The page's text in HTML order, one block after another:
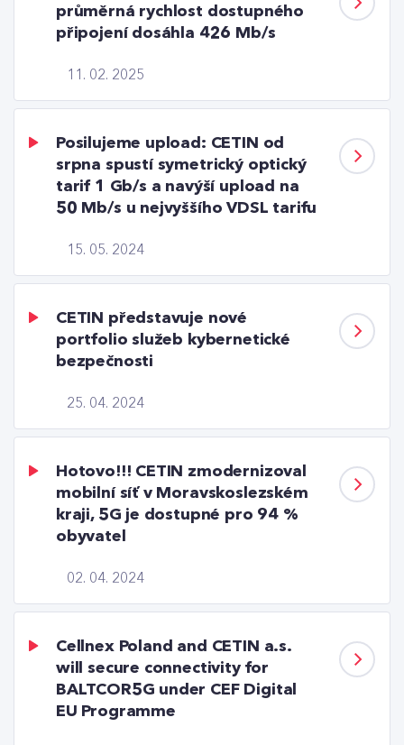
11. 02. 2025
průměrná rychlost dostupného
připojení dosáhla 426 Mb/s
15. 05. 2024
Posilujeme upload: CETIN od
srpna spustí symetrický optický
tarif 1 Gb/s a navýší upload na
50 Mb/s u nejvyššího VDSL tarifu
25. 04. 2024
CETIN představuje nové
portfolio služeb kybernetické
bezpečnosti
02. 04. 2024
Hotovo!!! CETIN zmodernizoval
mobilní síť v Moravskoslezském
kraji, 5G je dostupné pro 94 %
obyvatel
Cellnex Poland and CETIN a.s.
will secure connectivity for
BALTCOR5G under CEF Digital
EU Programme